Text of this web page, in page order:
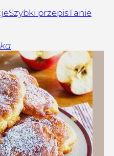
Szybki przepisTanie